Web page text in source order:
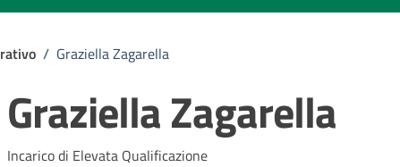
/ Graziella Zagarella
Graziella Zagarella
Incarico di Elevata Qualificazione